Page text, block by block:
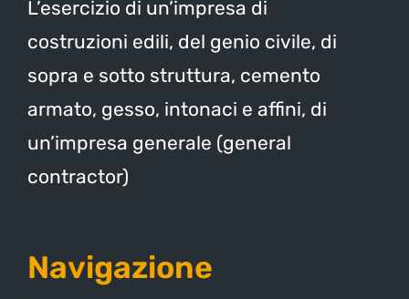
L’esercizio di un’impresa di
costruzioni edili, del genio civile, di
sopra e sotto struttura, cemento
armato, gesso, intonaci e affini, di
un’impresa generale (general
contractor)
Navigazione